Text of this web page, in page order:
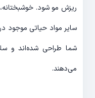
ریزش مو شود.
سایر مواد حیاتی موجود
شما طراحی شده‌اند و
می‌دهند.